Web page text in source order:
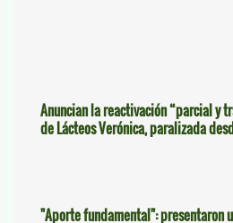
Anuncian la reactivación “parcial y
de Lácteos Verónica, paralizada
"Aporte fundamental": presentaron